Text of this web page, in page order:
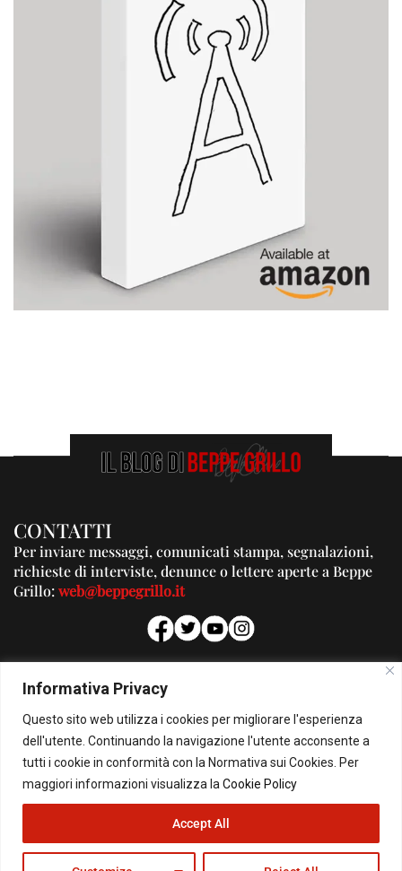
Informativa Privacy
Questo sito web utilizza i cookies per migliorare l'esperienza
dell'utente. Continuando la navigazione l'utente acconsente a
tutti i cookie in conformità con la Normativa sui Cookies. Per
maggiori informazioni visualizza la Cookie Policy
Accept All
CONTATTI
Per inviare messaggi, comunicati stampa, segnalazioni,
richieste di interviste, denunce o lettere aperte a Beppe
Grillo:web@beppegrillo.it
PUBBLICITA'
Per la tua pubblicità su questo Blog:
pubblicita@beppegrillo.it
HOMEPAGE COOKIE POLICY PRIVACY POLICY CONTATTI
© Copyright 2026 - Il Blog di Beppe Grillo. All Rights Reserved - Powered by
happygrafic.com